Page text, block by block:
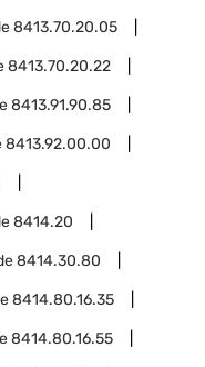
8413.70.20.05
8413.70.20.22
8413.91.90.85
8413.92.00.00
8414.20
8414.30.80
8414.80.16.35
8414.80.16.55